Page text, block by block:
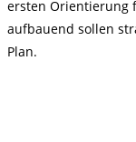
ersten Orientierung
aufbauend sollen
Plan.